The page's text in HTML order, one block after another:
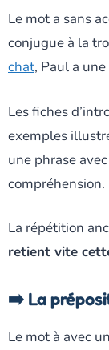
Le mot a sans
conjugue à la
chat, Paul a
Les fiches
exemples
une phrase
compréhension.
La répétition
retient vite
➡️ La
Le mot à avec